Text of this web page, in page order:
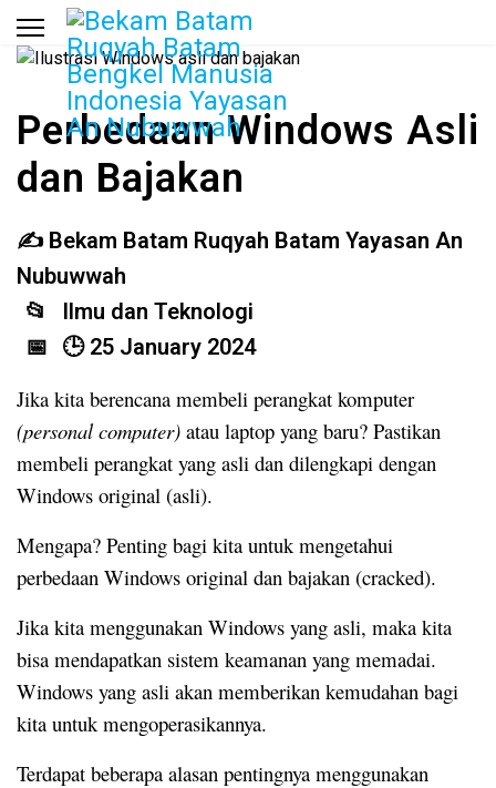
Perbedaan Windows Asli
dan Bajakan
Bekam Batam Ruqyah Batam Yayasan An
Nubuwwah
Ilmu dan Teknologi
25 January 2024
Jika kita berencana membeli perangkat komputer
(personal computer) atau laptop yang baru? Pastikan
membeli perangkat yang asli dan dilengkapi dengan
Windows original (asli).
Mengapa? Penting bagi kita untuk mengetahui
perbedaan Windows original dan bajakan (cracked).
Jika kita menggunakan Windows yang asli, maka kita
bisa mendapatkan sistem keamanan yang memadai.
Windows yang asli akan memberikan kemudahan bagi
kita untuk mengoperasikannya.
Terdapat beberapa alasan pentingnya menggunakan